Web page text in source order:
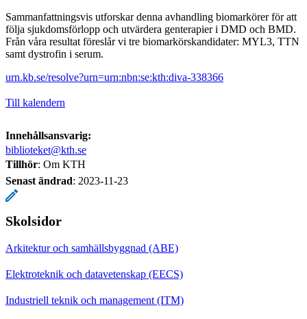
Sammanfattningsvis utforskar denna avhandling biomarkörer för att
följa sjukdomsförlopp och utvärdera genterapier i DMD och BMD.
Från våra resultat föreslår vi tre biomarkörskandidater: MYL3, TTN
samt dystrofin i serum.
urn.kb.se/resolve?urn=urn:nbn:se:kth:diva-338366
Till kalendern
Innehållsansvarig:
biblioteket@kth.se
Tillhör: Om KTH
Senast ändrad: 2023-11-23
Skolsidor
Arkitektur och samhällsbyggnad (ABE)
Elektroteknik och datavetenskap (EECS)
Industriell teknik och management (ITM)